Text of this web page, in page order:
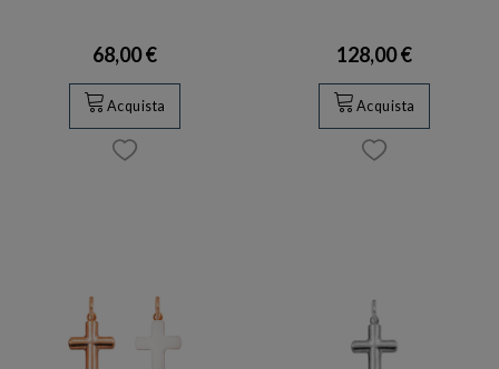
68,00 €
Acquista
128,00 €
Acquista